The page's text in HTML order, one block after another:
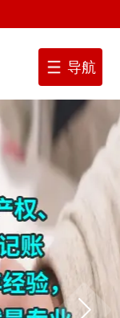
导航